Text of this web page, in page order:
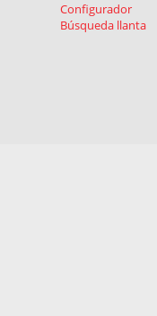
Configurador
Búsqueda llanta